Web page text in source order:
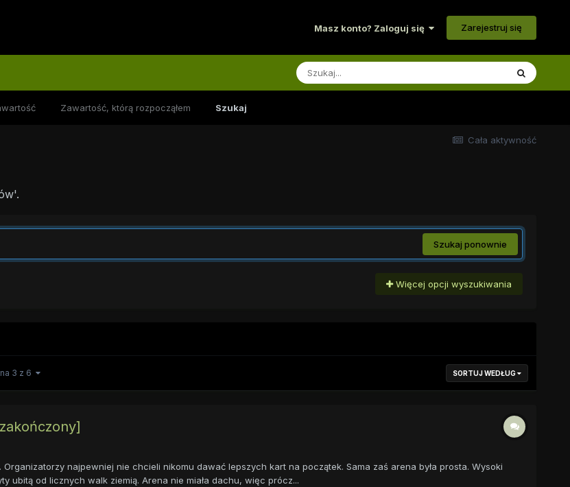
Masz konto? Zaloguj się Zarejestruj się
Zawartość, którą rozpocząłem Szukaj
Cała aktywność
Szukaj ponownie
Więcej opcji wyszukiwania
3 z 6 SORTUJ WEDŁUG
najpewniej nie chcieli nikomu dawać lepszych kart na początek. Sama zaś arena była prosta. Wysoki
ubitą od licznych walk ziemią. Arena nie miała dachu, więc prócz...